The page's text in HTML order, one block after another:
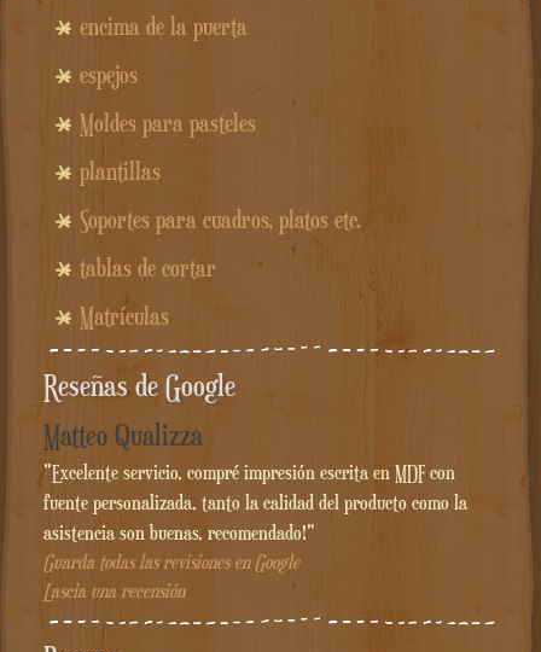
encima de la puerta
espejos
Moldes para pasteles
plantillas
Soportes para cuadros, platos etc.
tablas de cortar
Matrículas
Reseñas de Google
Matteo Qualizza
"Excelente servicio, compré impresión escrita en MDF con
fuente personalizada, tanto la calidad del producto como la
asistencia son buenas, recomendado!"
Guarda todas las revisiones en Google
Lascia una recensión